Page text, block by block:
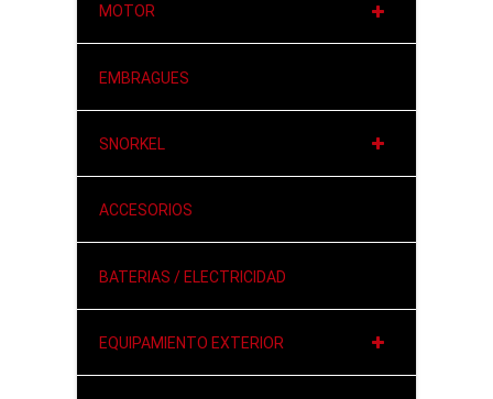
MOTOR
EMBRAGUES
SNORKEL
ACCESORIOS
BATERIAS / ELECTRICIDAD
EQUIPAMIENTO EXTERIOR